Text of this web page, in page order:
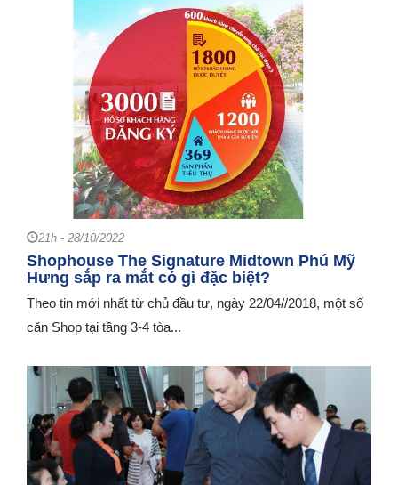
21h - 28/10/2022
Shophouse The Signature Midtown Phú Mỹ
Hưng sắp ra mắt có gì đặc biệt?
Theo tin mới nhất từ chủ đầu tư, ngày 22/04//2018, một số
căn Shop tại tầng 3-4 tòa...